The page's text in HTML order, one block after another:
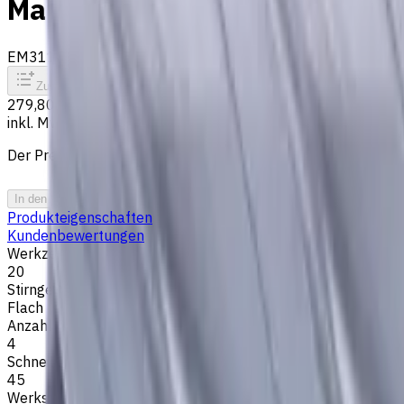
Materialien, AlCrN
EM311-4TL-200W
Zum Vergleich
279,80 €
inkl. MwSt.
Der Preis wurde am 09.08.2026 berechnet
In den Warenkorb
Produkteigenschaften
Kundenbewertungen
Werkzeugdurchmesser, mm
20
Stirngeometrie
Flach
Anzahl der Schneiden
4
Schneidenlänge, mm
45
Werkstückmaterial